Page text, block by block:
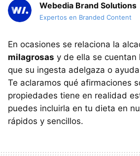
Webedia Brand Solutions
Expertos en Branded Content
En ocasiones se relaciona la
milagrosas y de ella se cuentan
que su ingesta adelgaza o
Te aclaramos qué afirmaciones
propiedades tiene en realidad
puedes incluirla en tu dieta en
rápidos y sencillos.